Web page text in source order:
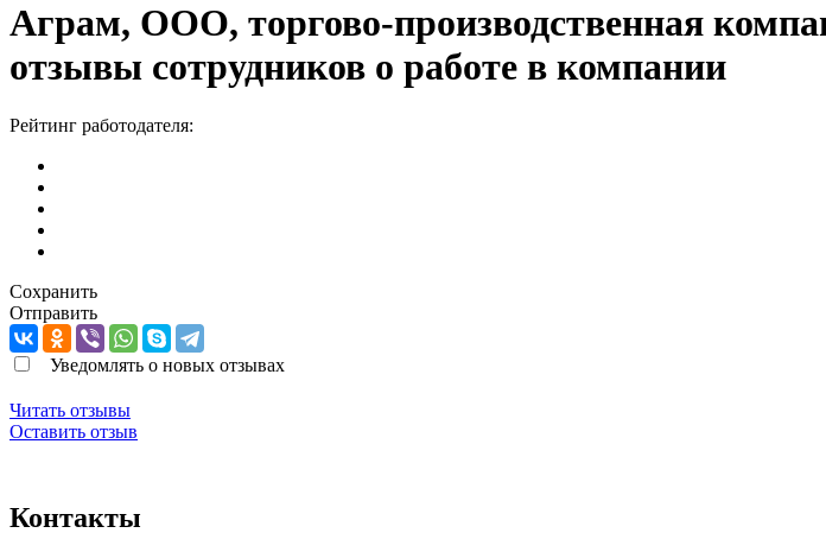
Аграм, ООО, торгово-производственная
отзывы сотрудников о работе в компании
Рейтинг работодателя:
Сохранить
Отправить
Уведомлять о новых отзывах
Читать отзывы
Оставить отзыв
Контакты